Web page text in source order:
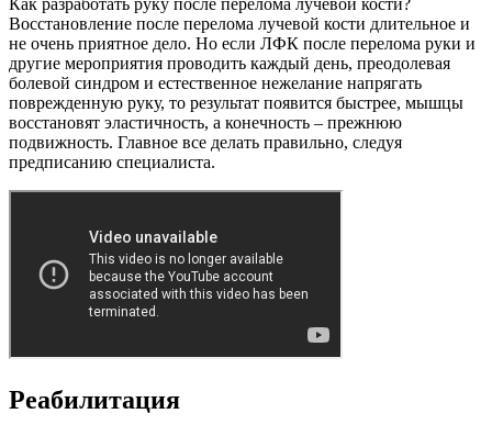
Как разработать руку после перелома лучевой кости?
Восстановление после перелома лучевой кости длительное и
не очень приятное дело. Но если ЛФК после перелома руки и
другие мероприятия проводить каждый день, преодолевая
болевой синдром и естественное нежелание напрягать
поврежденную руку, то результат появится быстрее, мышцы
восстановят эластичность, а конечность – прежнюю
подвижность. Главное все делать правильно, следуя
предписанию специалиста.
Реабилитация